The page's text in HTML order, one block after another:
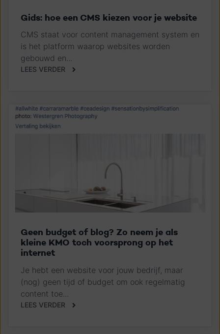
Gids: hoe een CMS kiezen voor je website
CMS staat voor content management system en
is het platform waarop websites worden
gebouwd en...
LEES VERDER
Geen budget of blog? Zo neem je als
kleine KMO toch voorsprong op het
internet
Je hebt een website voor jouw bedrijf, maar
(nog) geen tijd of budget om ook regelmatig
content toe...
LEES VERDER